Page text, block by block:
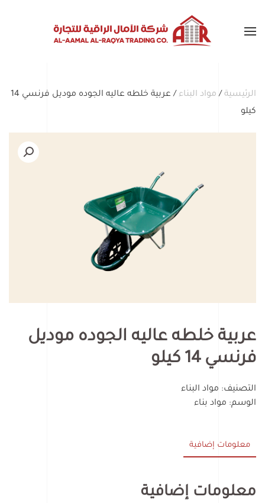
Skip to main content
الرئيسية / مواد البناء
/ عربية خلطه عاليه الجوده موديل فرنسي 14
كيلو
عربية خلطه عاليه الجوده موديل
فرنسي 14 كيلو
التصنيف: مواد البناء
الوسم: مواد بناء
معلومات إضافية
معلومات إضافية